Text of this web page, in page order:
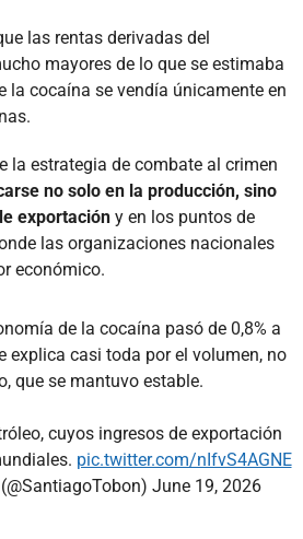
las rentas derivadas del
mayores de lo que se estimaba
la cocaína se vendía únicamente en
la estrategia de combate al crimen
no solo en la producción, sino
exportación y en los puntos de
las organizaciones nacionales
económico.
de la cocaína pasó de 0,8% a
explica casi toda por el volumen, no
que se mantuvo estable.
cuyos ingresos de exportación
pic.twitter.com/nIfvS4AGNE
June 19, 2026